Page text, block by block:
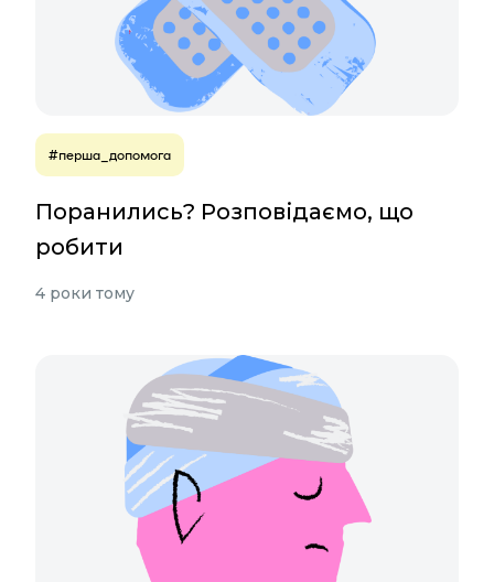
#перша_допомога
Поранились? Розповідаємо, що
робити
4 роки тому